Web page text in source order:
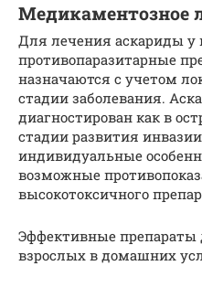
Медикаментозное
Для лечения аскариды
противопаразитарные
назначаются с учетом
стадии заболевания.
диагностирован как в
стадии развития
индивидуальные
возможные
высокотоксичного
Эффективные препараты
взрослых в домашних